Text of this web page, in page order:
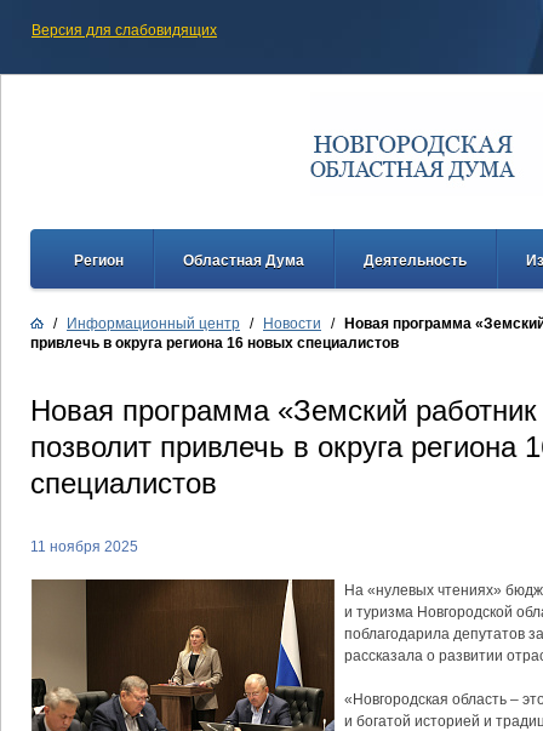
Версия для слабовидящих
Регион Областная Дума Деятельность
/ Информационный центр / Новости /
Новая программа
привлечь в округа региона 16 новых специалистов
Новая программа «Земский работник
позволит привлечь в округа региона
специалистов
11 ноября 2025
На «нулевых чтениях»
и туризма Новгородской
поблагодарила депутатов
рассказала о развитии
«Новгородская область –
и богатой историей и